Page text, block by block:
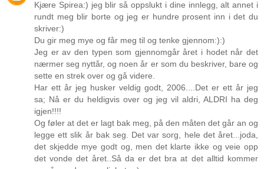
Kjære Spirea:) jeg blir så oppslukt i dine innlegg, alt annet i
rundt meg blir borte og jeg er hundre prosent inn i det du
skriver:)
Du gir meg mye og får meg til og tenke gjennom:):)
Jeg er av den typen som gjennomgår året i hodet når det
nærmer seg nyttår, og noen år er som du beskriver, bare og
sette en strek over og gå videre.
Har ett år jeg husker veldig godt, 2006....Det er ett år jeg
sa; Nå er du heldigvis over og jeg vil aldri, ALDRI ha deg
igjen!!!!
Og føler at det er lagt bak meg, på den måten det går an og
legge ett slik år bak seg. Det var sorg, hele det året...joda,
det skjedde mye godt og, men det klarte ikke og veie opp
det vonde det året..Så da er det bra at det alltid kommer